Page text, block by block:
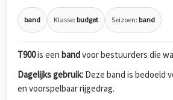
band Klasse: budget Seizoen: band
T900is een bandvoor bestuurders die
Dagelijks gebruik: Deze band is bedoeld
en voorspelbaar rijgedrag.